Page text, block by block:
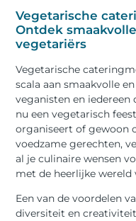
Vegetarische
Ontdek
vegetariërs
Vegetarische
scala aan smaakvolle
veganisten en iedereen
nu een vegetarisch
organiseert of gewoon
voedzame gerechten,
al je culinaire wensen
met de heerlijke
Een van de voordelen
diversiteit en creativiteit